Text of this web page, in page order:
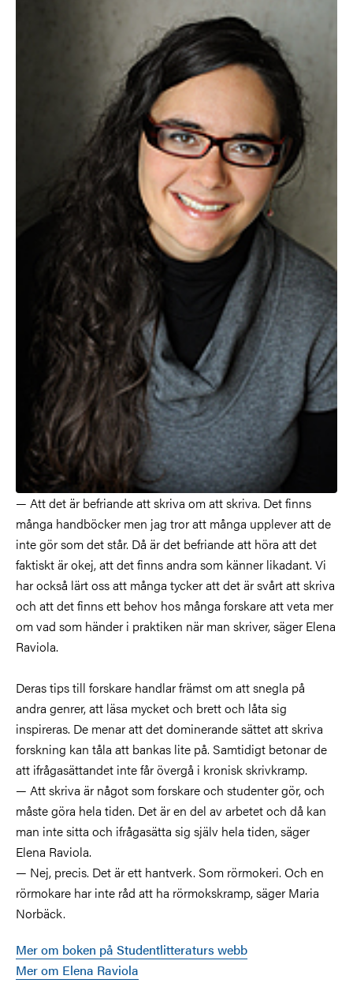
— Att det är befriande att skriva om att skriva. Det finns
många handböcker men jag tror att många upplever att de
inte gör som det står. Då är det befriande att höra att det
faktiskt är okej, att det finns andra som känner likadant. Vi
har också lärt oss att många tycker att det är svårt att skriva
och att det finns ett behov hos många forskare att veta mer
om vad som händer i praktiken när man skriver, säger Elena
Raviola.
Deras tips till forskare handlar främst om att snegla på
andra genrer, att läsa mycket och brett och låta sig
inspireras. De menar att det dominerande sättet att skriva
forskning kan tåla att bankas lite på. Samtidigt betonar de
att ifrågasättandet inte får övergå i kronisk skrivkramp.
— Att skriva är något som forskare och studenter gör, och
måste göra hela tiden. Det är en del av arbetet och då kan
man inte sitta och ifrågasätta sig själv hela tiden, säger
Elena Raviola.
— Nej, precis. Det är ett hantverk. Som rörmokeri. Och en
rörmokare har inte råd att ha rörmokskramp, säger Maria
Norbäck.
Mer om boken på Studentlitteraturs webb
Mer om Elena Raviola